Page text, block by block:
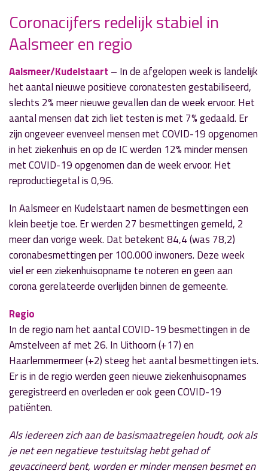
« Vorig nieuwsbericht
'Radio Aalsmeer Politiek' zoekt versterking
5 oktober 2021
» Volgend nieuwsbericht
Ontspanning in de Week van de Mantelzorg
6 oktober 2021
Coronacijfers redelijk stabiel in
Aalsmeer en regio
Aalsmeer/Kudelstaart – In de afgelopen week is landelijk
het aantal nieuwe positieve coronatesten gestabiliseerd,
slechts 2% meer nieuwe gevallen dan de week ervoor. Het
aantal mensen dat zich liet testen is met 7% gedaald. Er
zijn ongeveer evenveel mensen met COVID-19 opgenomen
in het ziekenhuis en op de IC werden 12% minder mensen
met COVID-19 opgenomen dan de week ervoor. Het
reproductiegetal is 0,96.
In Aalsmeer en Kudelstaart namen de besmettingen een
klein beetje toe. Er werden 27 besmettingen gemeld, 2
meer dan vorige week. Dat betekent 84,4 (was 78,2)
coronabesmettingen per 100.000 inwoners. Deze week
viel er een ziekenhuisopname te noteren en geen aan
corona gerelateerde overlijden binnen de gemeente.
Regio
In de regio nam het aantal COVID-19 besmettingen in de
Amstelveen af met 26. In Uithoorn (+17) en
Haarlemmermeer (+2) steeg het aantal besmettingen iets.
Er is in de regio werden geen nieuwe ziekenhuisopnames
geregistreerd en overleden er ook geen COVID-19
patiënten.
Als iedereen zich aan de basismaatregelen houdt, ook als
je net een negatieve testuitslag hebt gehad of
gevaccineerd bent, worden er minder mensen besmet en